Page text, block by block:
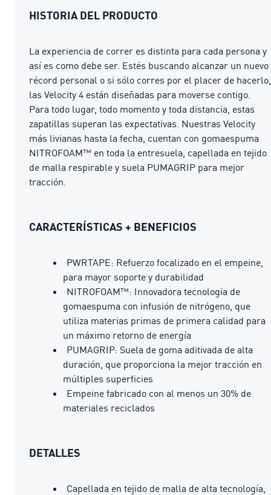
HISTORIA DEL PRODUCTO
La experiencia de correr es distinta para cada persona y
así es como debe ser. Estés buscando alcanzar un nuevo
récord personal o si sólo corres por el placer de hacerlo,
las Velocity 4 están diseñadas para moverse contigo.
Para todo lugar, todo momento y toda distancia, estas
zapatillas superan las expectativas. Nuestras Velocity
más livianas hasta la fecha, cuentan con gomaespuma
NITROFOAM™ en toda la entresuela, capellada en tejido
de malla respirable y suela PUMAGRIP para mejor
tracción.
CARACTERÍSTICAS + BENEFICIOS
PWRTAPE: Refuerzo focalizado en el empeine,
para mayor soporte y durabilidad
NITROFOAM™: Innovadora tecnología de
gomaespuma con infusión de nitrógeno, que
utiliza materias primas de primera calidad para
un máximo retorno de energía
PUMAGRIP: Suela de goma aditivada de alta
duración, que proporciona la mejor tracción en
múltiples superficies
Empeine fabricado con al menos un 30% de
materiales reciclados
DETALLES
Capellada en tejido de malla de alta tecnología,